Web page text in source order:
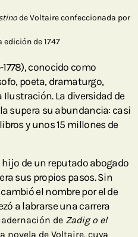
de Voltaire confeccionada por
de 1747
conocido como
poeta, dramaturgo,
La diversidad de
supera su abundancia: casi
y unos 15 millones de
hijo de un reputado abogado
sus propios pasos. Sin
el nombre por el de
a labrarse una carrera
de Zadig o el
novela de Voltaire, cuya